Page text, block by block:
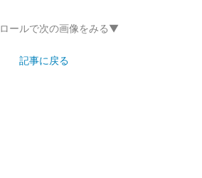
ールで次の画像をみる▼
記事に戻る